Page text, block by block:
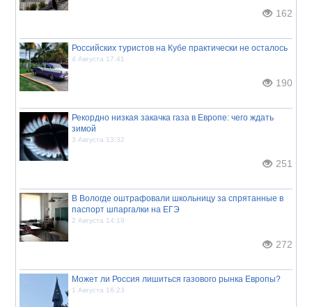
162
Российских туристов на Кубе практически не осталось
4 Августа 17:41
190
Рекордно низкая закачка газа в Европе: чего ждать
зимой
3 Августа 13:32
251
В Вологде оштрафовали школьницу за спрятанные в
паспорт шпаргалки на ЕГЭ
2 Августа 14:19
272
Может ли Россия лишиться газового рынка Европы?
1 Августа 16:23